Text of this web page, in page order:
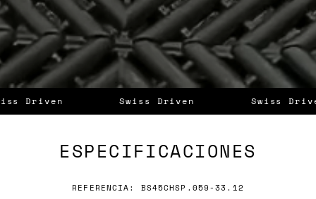
Driven Swiss Driven Swiss
ESPECIFICACIONES
REFERENCIA: BS45CHSP.059-33.12